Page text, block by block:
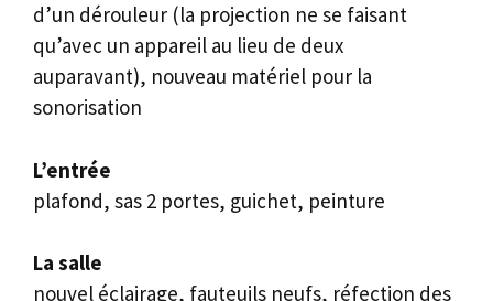
d’un dérouleur (la projection ne se faisant
qu’avec un appareil au lieu de deux
auparavant), nouveau matériel pour la
sonorisation
L’entrée
plafond, sas 2 portes, guichet, peinture
La salle
nouvel éclairage, fauteuils neufs, réfection des